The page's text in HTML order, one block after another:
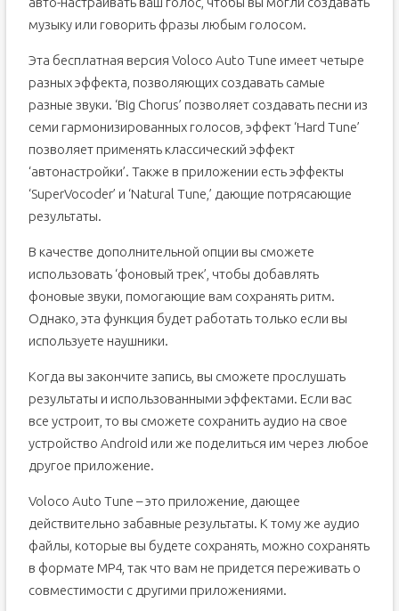
музыку или говорить фразы любым голосом.
Эта бесплатная версия Voloco Auto Tune имеет четыре
разных эффекта, позволяющих создавать самые
разные звуки. ‘Big Chorus’ позволяет создавать песни из
семи гармонизированных голосов, эффект ‘Hard Tune’
позволяет применять классический эффект
‘автонастройки’. Также в приложении есть эффекты
‘SuperVocoder’ и ‘Natural Tune,’ дающие потрясающие
результаты.
В качестве дополнительной опции вы сможете
использовать ‘фоновый трек’, чтобы добавлять
фоновые звуки, помогающие вам сохранять ритм.
Однако, эта функция будет работать только если вы
используете наушники.
Когда вы закончите запись, вы сможете прослушать
результаты и использованными эффектами. Если вас
все устроит, то вы сможете сохранить аудио на свое
устройство Android или же поделиться им через любое
другое приложение.
Voloco Auto Tune – это приложение, дающее
действительно забавные результаты. К тому же аудио
файлы, которые вы будете сохранять, можно сохранять
в формате MP4, так что вам не придется переживать о
совместимости с другими приложениями.